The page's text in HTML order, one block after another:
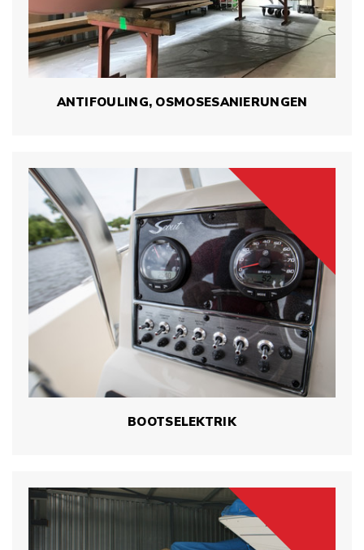
ANTIFOULING, OSMOSESANIERUNGEN
BOOTSELEKTRIK